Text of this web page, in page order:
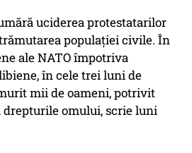
uciderea protestatarilor
populaţiei civile. În
ale NATO împotriva
în cele trei luni de
mii de oameni, potrivit
omului, scrie luni